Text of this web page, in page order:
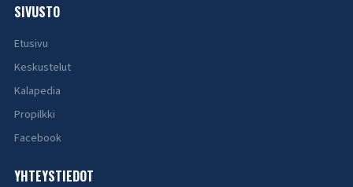
SIVUSTO
Etusivu
Keskustelut
Kalapedia
Propilkki
Facebook
YHTEYSTIEDOT